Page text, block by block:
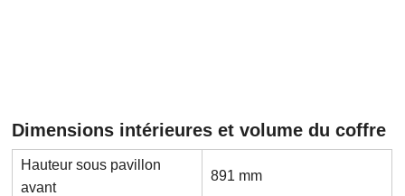
Dimensions intérieures et volume du coffre
Hauteur sous pavillon
avant
891 mm